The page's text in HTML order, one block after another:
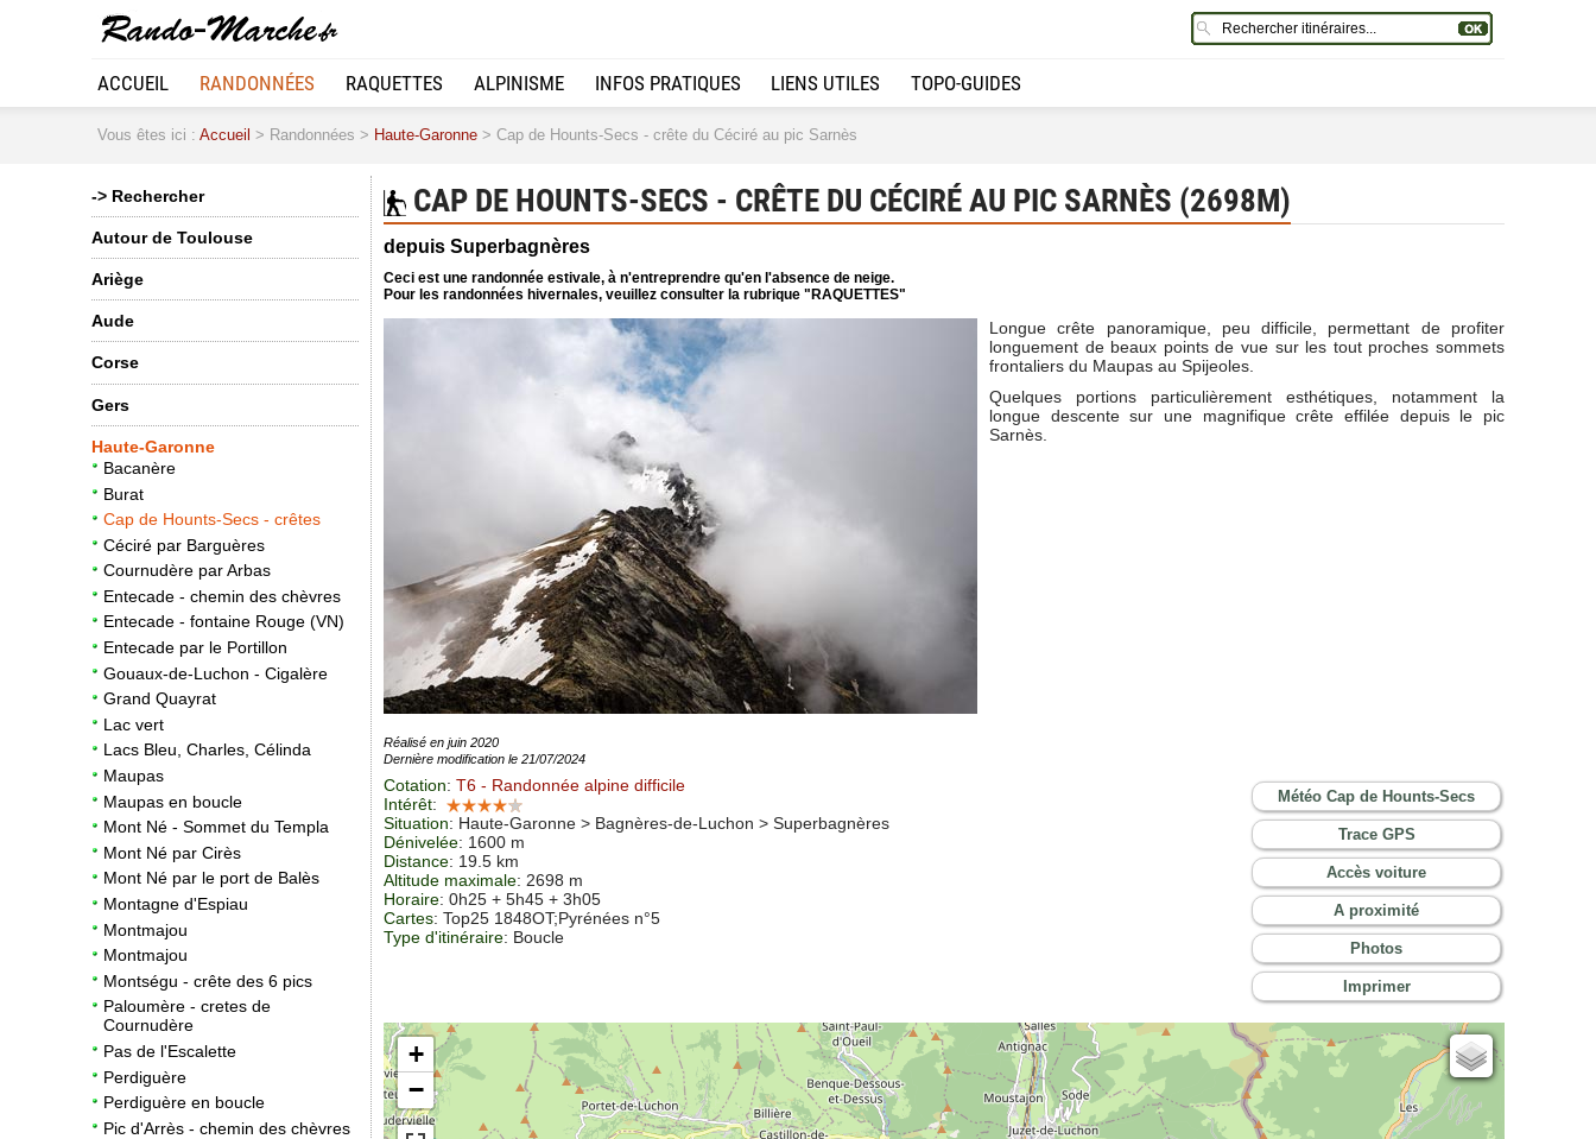
ACCUEIL RANDONNÉES RAQUETTES ALPINISME INFOS PRATIQUES LIENS UTILES TOPO-GUIDES
Vous êtes ici : Accueil > Randonnées > Haute-Garonne > Cap de Hounts-Secs - crête du Céciré au pic Sarnès
-> Rechercher
Autour de Toulouse
Ariège
Aude
Corse
Gers
Haute-Garonne
Bacanère
Burat
Cap de Hounts-Secs - crêtes
Céciré par Barguères
Cournudère par Arbas
Entecade - chemin des chèvres
Entecade - fontaine Rouge (VN)
Entecade par le Portillon
Gouaux-de-Luchon - Cigalère
Grand Quayrat
Lac vert
Lacs Bleu, Charles, Célinda
Maupas
Maupas en boucle
Mont Né - Sommet du Templa
Mont Né par Cirès
Mont Né par le port de Balès
Montagne d'Espiau
Montmajou
Montmajou
Montségu - crête des 6 pics
Paloumère - cretes de
Cournudère
Pas de l'Escalette
Perdiguère
Perdiguère en boucle
Pic d'Arrès - chemin des chèvres
CAP DE HOUNTS-SECS - CRÊTE DU CÉCIRÉ AU PIC SARNÈS (2698M)
depuis Superbagnères
Ceci est une randonnée estivale, à n'entreprendre qu'en l'absence de neige.
Pour les randonnées hivernales, veuillez consulter la rubrique "RAQUETTES"
Longue crête panoramique, peu difficile, permettant de profiter
longuement de beaux points de vue sur les tout proches sommets
frontaliers du Maupas au Spijeoles.
Quelques portions particulièrement esthétiques, notamment la
longue descente sur une magnifique crête effilée depuis le pic
Sarnès.
Réalisé en juin 2020
Dernière modification le 21/07/2024
Cotation: T6 - Randonnée alpine difficile
Intérêt:
Situation: Haute-Garonne > Bagnères-de-Luchon > Superbagnères
Dénivelée: 1600 m
Distance: 19.5 km
Altitude maximale: 2698 m
Horaire: 0h25 + 5h45 + 3h05
Cartes: Top25 1848OT;Pyrénées n°5
Type d'itinéraire: Boucle
Météo Cap de Hounts-Secs
Trace GPS
Accès voiture
A proximité
Photos
Imprimer
+
−
Cartes IGN
Open Topo Map
Open Street Map